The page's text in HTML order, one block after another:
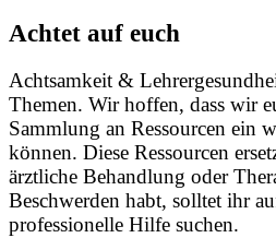
Achtet auf euch
Achtsamkeit &
Themen. Wir hoffen, dass wir
Sammlung an Ressourcen ein
können. Diese Ressourcen
ärztliche Behandlung oder
Beschwerden habt, solltet ihr
professionelle Hilfe suchen.